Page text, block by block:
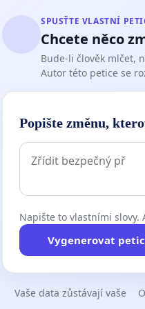
SPUSŤTE VLASTNÍ
Chcete něco
Bude-li člověk mlčet,
Autor této petice se
Popište změnu,
Napište to vlastními
Vygenerovat
Vaše data zůstávají vaše